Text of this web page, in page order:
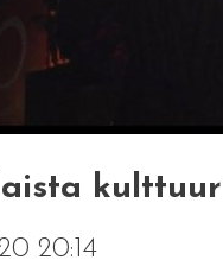
20:14